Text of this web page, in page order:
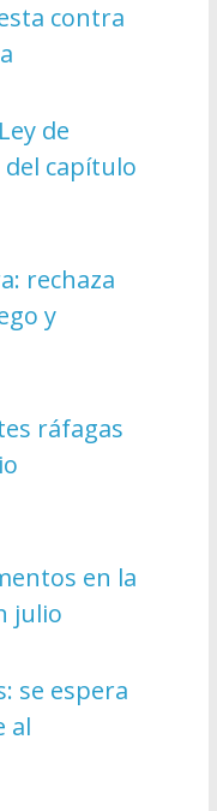
contra
de
capítulo
rechaza
y
ráfagas
en la
julio
se espera
al